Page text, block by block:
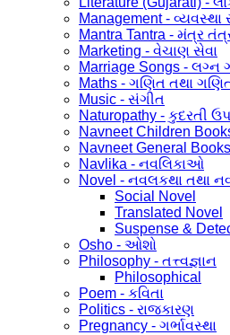
Management -
Mantra Tantra - મંત્ર
Marketing - વેચાણ સેવા
Marriage Songs - લગ્ન
Maths - ગણિત તથા
Music - સંગીત
Naturopathy - કુદરતી
Navneet Children
Navneet General Books
Navlika - નવલિકાઓ
Novel - નવલકથા તથા
Social Novel
Translated Novel
Suspense &
Osho - ઓશો
Philosophy - તત્ત્વજ્ઞાન
Philosophical
Poem - કવિતા
Politics - રાજકારણ
Pregnancy - ગર્ભાવસ્થા